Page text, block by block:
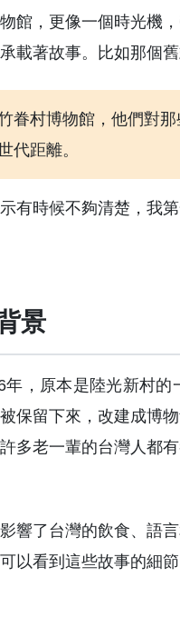
館，更像一個時光機
載著故事。比如那個
眷村博物館，他們對
代距離。
有時候不夠清楚，我
景
，原本是陸光新村
保留下來，改建成博
多老一輩的台灣人都
響了台灣的飲食、語
以看到這些故事的細節